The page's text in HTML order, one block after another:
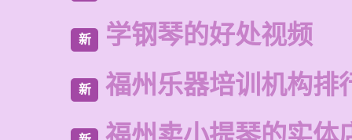
新 学钢琴的好处视频
新 福州乐器培训机构排